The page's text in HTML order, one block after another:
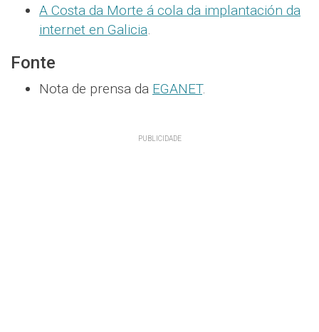
A Costa da Morte á cola da implantación da
internet en Galicia
Fonte
Nota de prensa da EGANET.